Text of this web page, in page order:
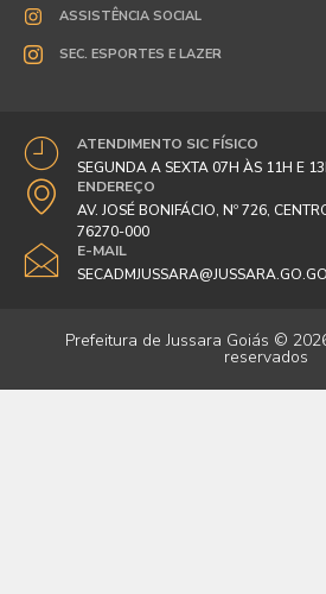
ASSISTÊNCIA SOCIAL
SEC. ESPORTES E LAZER
ATENDIMENTO SIC FÍSICO
SEGUNDA A SEXTA 07H ÀS 11H E
ENDEREÇO
AV. JOSÉ BONIFÁCIO, Nº 726,
76270-000
E-MAIL
Prefeitura de Jussara Goiás ©
reservados